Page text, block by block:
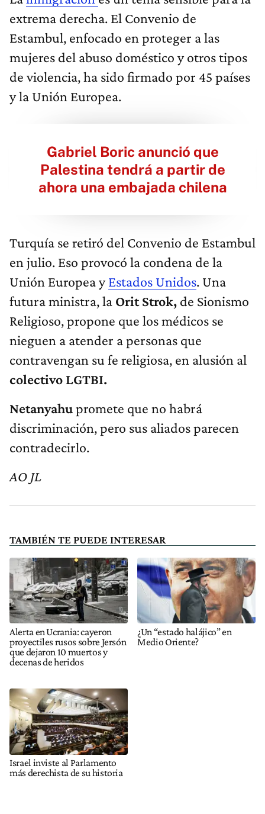
extrema derecha. El Convenio de
Estambul, enfocado en proteger a las
mujeres del abuso doméstico y otros tipos
de violencia, ha sido firmado por 45 países
y la Unión Europea.
Gabriel Boric anunció que
Palestina tendrá a partir de
ahora una embajada chilena
Turquía se retiró del Convenio de Estambul
en julio. Eso provocó la condena de la
Unión Europea yEstados Unidos. Una
futura ministra, la Orit Strok, de Sionismo
Religioso, propone que los médicos se
nieguen a atender a personas que
contravengan su fe religiosa, en alusión al
colectivo LGTBI.
Netanyahupromete que no habrá
discriminación, pero sus aliados parecen
contradecirlo.
AO JL
TAMBIÉN TE PUEDE INTERESAR
Alerta en Ucrania: cayeron
proyectiles rusos sobre Jersón
que dejaron 10 muertos y
decenas de heridos
¿Un “estado halájico” en
Medio Oriente?
Israel inviste al Parlamento
más derechista de su historia